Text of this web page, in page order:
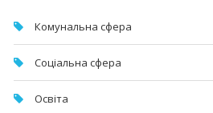
Комунальна cфера
Соціальна сфера
Освіта